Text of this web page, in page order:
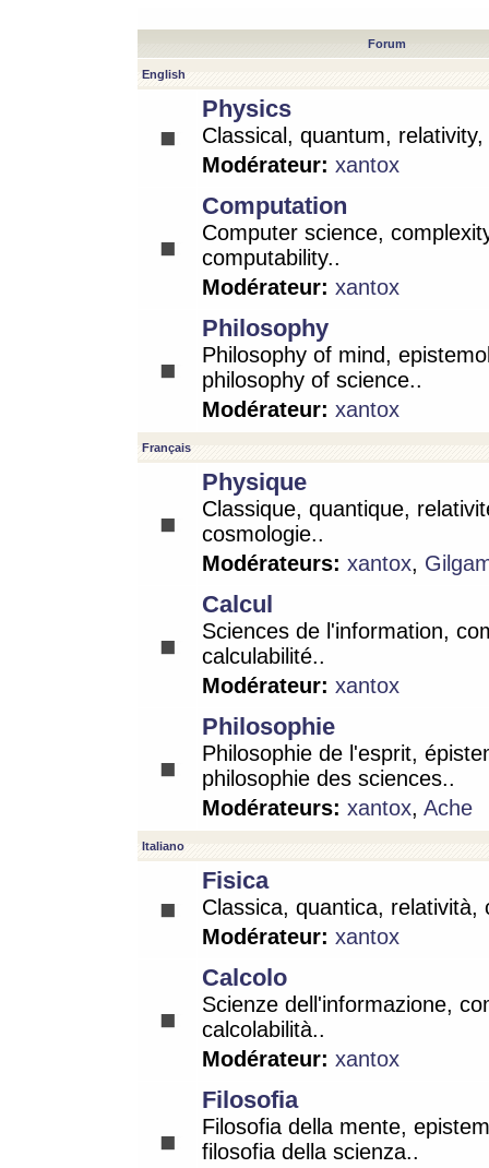
Forum
English
Physics
Classical, quantum,
Modérateur: xantox
Computation
Computer science,
computability..
Modérateur: xantox
Philosophy
Philosophy of mind,
philosophy of science..
Modérateur: xantox
Français
Physique
Classique, quantique,
cosmologie..
Modérateurs: xantox,
Calcul
Sciences de l'information,
calculabilité..
Modérateur: xantox
Philosophie
Philosophie de l'esprit,
philosophie des sciences..
Modérateurs: xantox, Ache
Italiano
Fisica
Classica, quantica, relatività,
Modérateur: xantox
Calcolo
Scienze dell'informazione,
calcolabilità..
Modérateur: xantox
Filosofia
Filosofia della mente,
filosofia della scienza..